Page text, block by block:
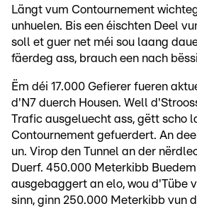
Längt vum Contournement
unhuelen. Bis een éischten Deel
soll et guer net méi sou laang
fäerdeg ass, brauch een nach
Ëm déi 17.000 Gefierer fueren
d'N7 duerch Housen. Well
Trafic ausgeluecht ass, gëtt scho
Contournement gefuerdert. An
un. Virop den Tunnel an der
Duerf. 450.000 Meterkibb
ausgebaggert an elo, wou d'Tübe
sinn, ginn 250.000 Meterkibb vun